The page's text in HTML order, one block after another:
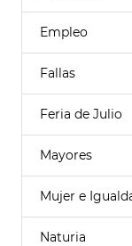
Empleo
Fallas
Feria de Julio
Mayores
Mujer e
Naturia